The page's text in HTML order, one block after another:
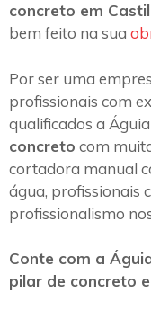
concreto em
bem feito na sua
Por ser uma
profissionais com
qualificados a
concreto com
cortadora manual
água, profissionais
profissionalismo
Conte com a
pilar de concreto